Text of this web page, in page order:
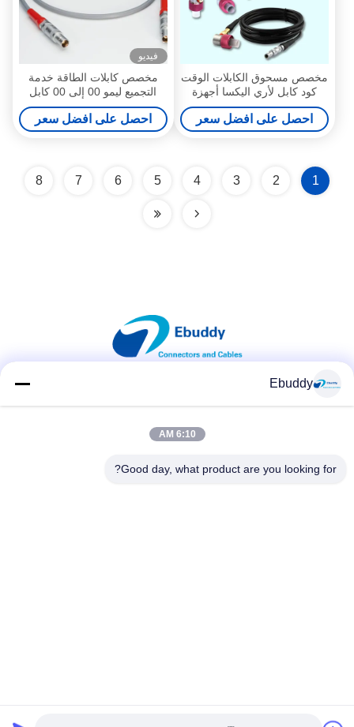
مخصص مسحوق الكابلات الوقت
كود كابل لأري اليكسا أجهزة
الصوت 5 دبابيس ليمو إلى بنك
احصل على افضل سعر
فيديو
مخصص كابلات الطاقة خدمة
التجميع ليمو 00 إلى 00 كابل
محوري FFA.00.250 للموجات
فوق الصوتية التحقيق
احصل على افضل سعر
1
2
3
4
5
6
7
8
اتصال سريع
الصين جودة جيدة موصلات كابل دائرية المورد. حقوق الطبع والنشر ©
Ebuddy
6:10 AM
Good day, what product are you looking for?